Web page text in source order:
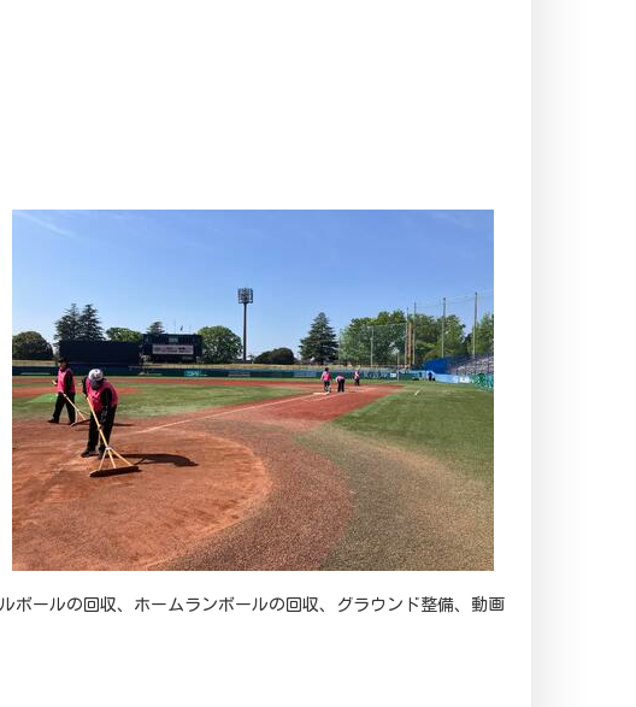
ボールの回収、ホームランボールの回収、グラウンド整備、動画